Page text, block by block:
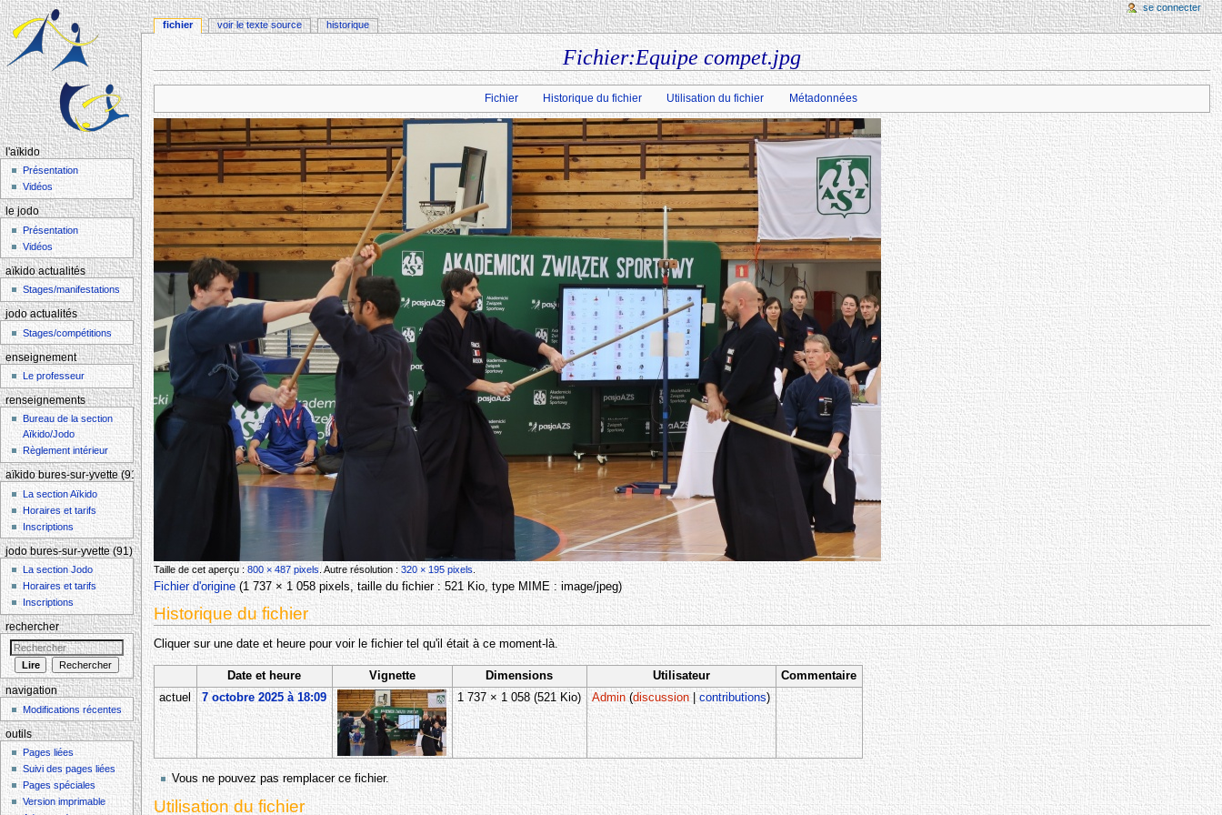
Fichier:Equipe compet.jpg
Aller à : navigation,rechercher
Fichier
Historique du fichier Utilisation du fichier Métadonnées
Taille de cet aperçu : 800 × 487 pixels .Autre résolution : 320 × 195 pixels.
Fichier d'origine‎ (1 737 × 1 058 pixels, taille du fichier : 521 Kio, type MIME : image/jpeg)
Historique du fichier
Cliquer sur une date et heure pour voir le fichier tel qu'il était à ce moment-là.
Date et heure Vignette Dimensions Utilisateur
Commentaire
actuel
7 octobre 2025 à 18:09 1 737 × 1 058 (521 Kio) Admin (discussion| contributions)
Vous ne pouvez pas remplacer ce fichier.
Utilisation du fichier
fichier voir le texte source historique
se connecter
l'aïkido
Présentation
Vidéos
le jodo
Présentation
Vidéos
aïkido actualités
Stages/manifestations
jodo actualités
Stages/compétitions
enseignement
Le professeur
renseignements
Bureau de la section
Aïkido/Jodo
Règlement intérieur
aïkido bures-sur-yvette (91)
La section Aïkido
Horaires et tarifs
Inscriptions
jodo bures-sur-yvette (91)
La section Jodo
Horaires et tarifs
Inscriptions
rechercher
navigation
Modifications récentes
outils
Pages liées
Suivi des pages liées
Pages spéciales
Version imprimable